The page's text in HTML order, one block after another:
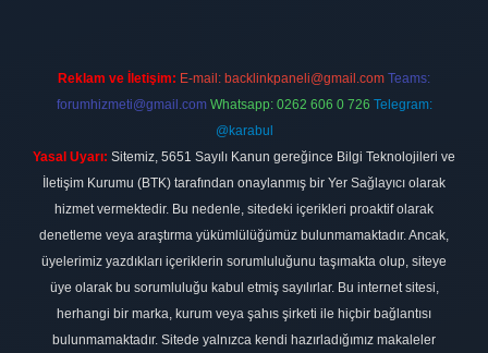
Reklam ve İletişim: E-mail: backlinkpaneli@gmail.com Teams:
forumhizmeti@gmail.com Whatsapp: 0262 606 0 726 Telegram:
@karabul
Yasal Uyarı: Sitemiz, 5651 Sayılı Kanun gereğince Bilgi Teknolojileri ve
İletişim Kurumu (BTK) tarafından onaylanmış bir Yer Sağlayıcı olarak
hizmet vermektedir. Bu nedenle, sitedeki içerikleri proaktif olarak
denetleme veya araştırma yükümlülüğümüz bulunmamaktadır. Ancak,
üyelerimiz yazdıkları içeriklerin sorumluluğunu taşımakta olup, siteye
üye olarak bu sorumluluğu kabul etmiş sayılırlar. Bu internet sitesi,
herhangi bir marka, kurum veya şahıs şirketi ile hiçbir bağlantısı
bulunmamaktadır. Sitede yalnızca kendi hazırladığımız makaleler